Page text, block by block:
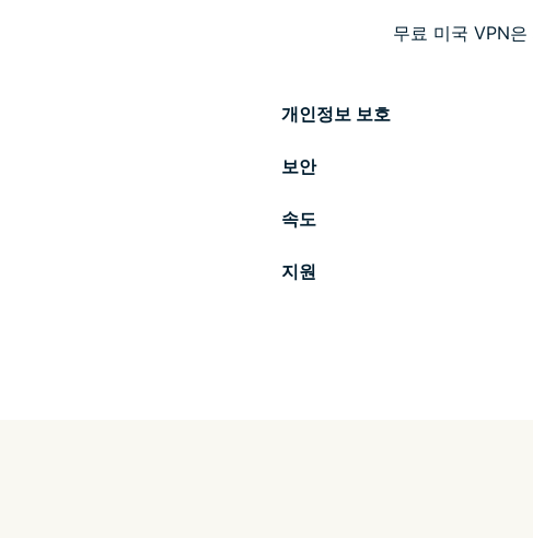
무료 미국 VPN
개인정보 보호
보안
속도
지원